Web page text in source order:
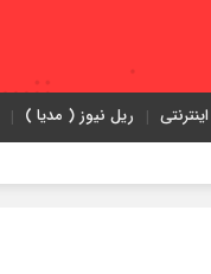
ریل نیوز ( مدیا )